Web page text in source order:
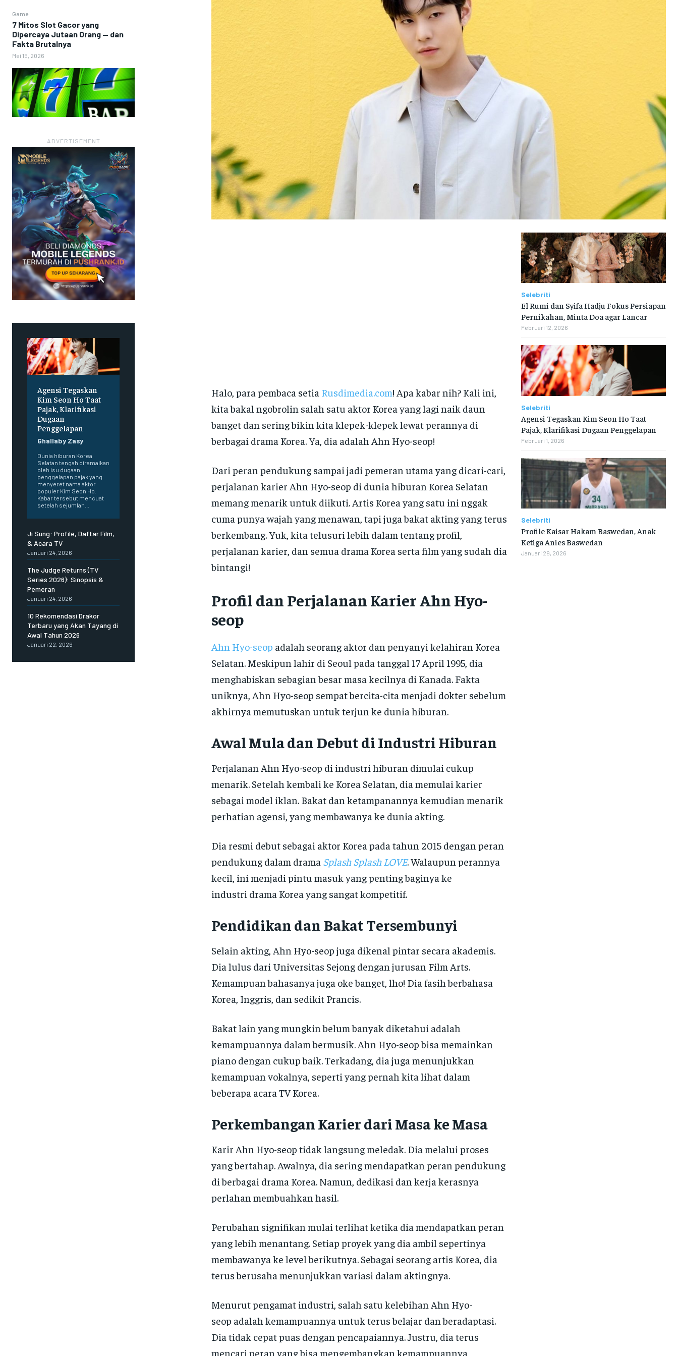
Game
7 Mitos Slot Gacor yang
Dipercaya Jutaan Orang — dan
Fakta Brutalnya
Mei 15, 2026
― ADVERTISEMENT ―
Agensi Tegaskan
Kim Seon Ho Taat
Pajak, Klarifikasi
Dugaan
Penggelapan
Ghallaby Zasy
Dunia hiburan Korea
Selatan tengah diramaikan
oleh isu dugaan
penggelapan pajak yang
menyeret nama aktor
populer Kim Seon Ho.
Kabar tersebut mencuat
setelah sejumlah...
Ji Sung: Profile, Daftar Film,
& Acara TV
Januari 24, 2026
The Judge Returns (TV
Series 2026): Sinopsis &
Pemeran
Januari 24, 2026
10 Rekomendasi Drakor
Terbaru yang Akan Tayang di
Awal Tahun 2026
Januari 22, 2026
Halo, para pembaca setia Rusdimedia.com! Apa kabar nih? Kali ini,
kita bakal ngobrolin salah satu aktor Korea yang lagi naik daun
banget dan sering bikin kita klepek-klepek lewat perannya di
berbagai drama Korea. Ya, dia adalah Ahn Hyo-seop!
Dari peran pendukung sampai jadi pemeran utama yang dicari-cari,
perjalanan karier Ahn Hyo-seop di dunia hiburan Korea Selatan
memang menarik untuk diikuti. Artis Korea yang satu ini nggak
cuma punya wajah yang menawan, tapi juga bakat akting yang terus
berkembang. Yuk, kita telusuri lebih dalam tentang profil,
perjalanan karier, dan semua drama Korea serta film yang sudah dia
bintangi!
Profil dan Perjalanan Karier Ahn Hyo-
seop
Ahn Hyo-seop adalah seorang aktor dan penyanyi kelahiran Korea
Selatan. Meskipun lahir di Seoul pada tanggal 17 April 1995, dia
menghabiskan sebagian besar masa kecilnya di Kanada. Fakta
uniknya, Ahn Hyo-seop sempat bercita-cita menjadi dokter sebelum
akhirnya memutuskan untuk terjun ke dunia hiburan.
Awal Mula dan Debut di Industri Hiburan
Perjalanan Ahn Hyo-seop di industri hiburan dimulai cukup
menarik. Setelah kembali ke Korea Selatan, dia memulai karier
sebagai model iklan. Bakat dan ketampanannya kemudian menarik
perhatian agensi, yang membawanya ke dunia akting.
Dia resmi debut sebagai aktor Korea pada tahun 2015 dengan peran
pendukung dalam drama Splash Splash LOVE. Walaupun perannya
kecil, ini menjadi pintu masuk yang penting baginya ke
industri drama Korea yang sangat kompetitif.
Pendidikan dan Bakat Tersembunyi
Selain akting, Ahn Hyo-seop juga dikenal pintar secara akademis.
Dia lulus dari Universitas Sejong dengan jurusan Film Arts.
Kemampuan bahasanya juga oke banget, lho! Dia fasih berbahasa
Korea, Inggris, dan sedikit Prancis.
Bakat lain yang mungkin belum banyak diketahui adalah
kemampuannya dalam bermusik. Ahn Hyo-seop bisa memainkan
piano dengan cukup baik. Terkadang, dia juga menunjukkan
kemampuan vokalnya, seperti yang pernah kita lihat dalam
beberapa acara TV Korea.
Perkembangan Karier dari Masa ke Masa
Karir Ahn Hyo-seop tidak langsung meledak. Dia melalui proses
yang bertahap. Awalnya, dia sering mendapatkan peran pendukung
di berbagai drama Korea. Namun, dedikasi dan kerja kerasnya
perlahan membuahkan hasil.
Perubahan signifikan mulai terlihat ketika dia mendapatkan peran
yang lebih menantang. Setiap proyek yang dia ambil sepertinya
membawanya ke level berikutnya. Sebagai seorang artis Korea, dia
terus berusaha menunjukkan variasi dalam aktingnya.
Menurut pengamat industri, salah satu kelebihan Ahn Hyo-
seop adalah kemampuannya untuk terus belajar dan beradaptasi.
Dia tidak cepat puas dengan pencapaiannya. Justru, dia terus
mencari peran yang bisa mengembangkan kemampuannya
Selebriti
El Rumi dan Syifa Hadju Fokus Persiapan
Pernikahan, Minta Doa agar Lancar
Februari 12, 2026
Selebriti
Agensi Tegaskan Kim Seon Ho Taat
Pajak, Klarifikasi Dugaan Penggelapan
Februari 1, 2026
Selebriti
Profile Kaisar Hakam Baswedan, Anak
Ketiga Anies Baswedan
Januari 29, 2026